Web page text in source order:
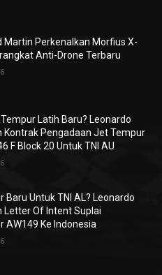
Martin Perkenalkan Morfius X-
Anti-Drone Terbaru
Latih Baru? Leonardo
Kontrak Pengadaan Jet Tempur
F Block 20 Untuk TNI AU
Baru Untuk TNI AL? Leonardo
Letter Of Intent Suplai
AW149 Ke Indonesia